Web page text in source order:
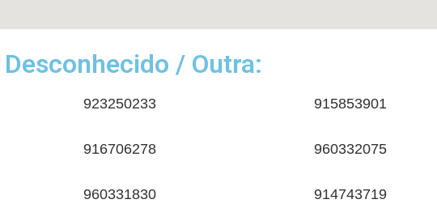
/ Outra:
923250233 915853901
916706278 960332075
960331830 914743719